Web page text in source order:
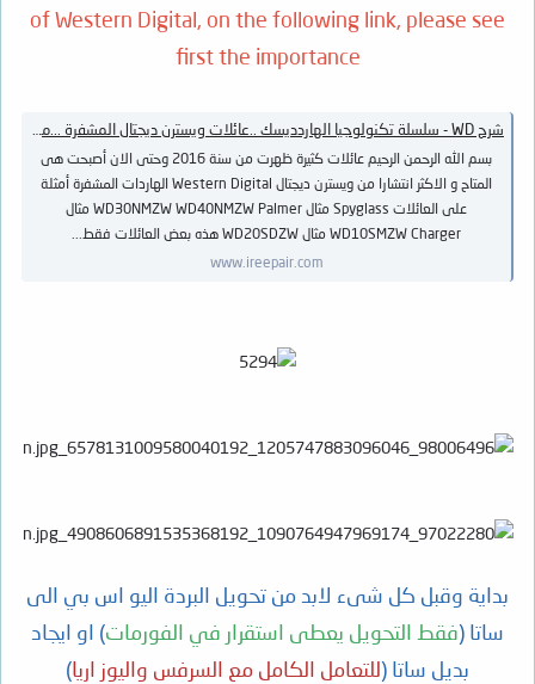
of Western Digital, on the following link, please see
first the importance
شرح WD - سلسلة تكنولوجيا الهاردديسك ..عائلات ويسترن ديجتال المشفرة ...متشتريش ويسترن ديجتال Western Digita Locked Pcb
بسم الله الرحمن الرحيم عائلات كثيرة ظهرت من سنة 2016 وحتى الان أصبحت هى
المتاح و الاكثر انتشارا من ويسترن ديجتال Western Digital الهاردات المشفرة أمثلة
على العائلات Spyglass مثال WD30NMZW WD40NMZW Palmer مثال
WD10SMZW Charger مثال WD20SDZW هذه بعض العائلات فقط...
www.ireepair.com
بداية وقبل كل شىء لابد من تحويل البردة اليو اس بي الى
ساتا (فقط التحويل يعطى استقرار في الفورمات) او ايجاد
بديل ساتا (للتعامل الكامل مع السرفس واليوز اريا)